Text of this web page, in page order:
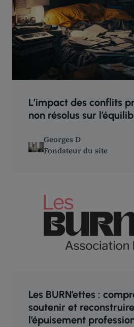
L’impact des conflits
non résolus sur
Georges D
Fondateur du site
Les BURN’ettes :
soutenir et
l’épuisement